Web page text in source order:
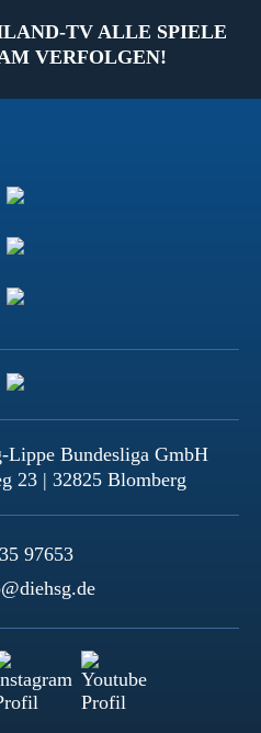
TV ALLE SPIELE
VERFOLGEN!
Lippe Bundesliga GmbH
23 | 32825 Blomberg
97653